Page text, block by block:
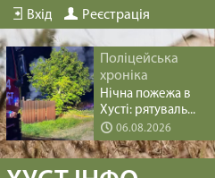
Вхід Реєстрація
Поліцейська
хроніка
Нічна пожежа в
Хусті: рятуваль...
06.08.2026